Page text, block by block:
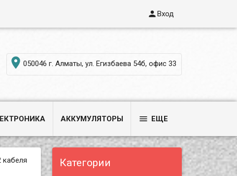
Вход
 050046 г. Алматы, ул. Егизбаева 54б, офис 33
АККУМУЛЯТОРЫ  ЕЩЕ
Категории
кабеля